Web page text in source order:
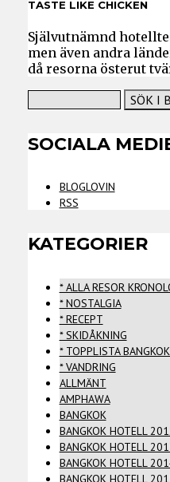
TASTE LIKE CHICKEN
Självutnämnd
men även andra
då resorna österut
SOCIALA
BLOGLOVIN
RSS
KATEGORIER
* ALLA RESOR
* NOSTALGIA
* RECEPT
* SKIDÅKNING
* TOPPLISTA
* VANDRING
ALLMÄNT
AMPHAWA
BANGKOK
BANGKOK HOTELL
BANGKOK HOTELL
BANGKOK HOTELL
BANGKOK HOTELL